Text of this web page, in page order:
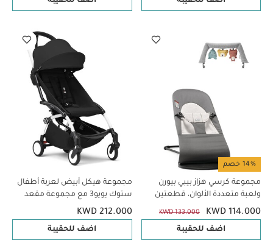
14% خصم
مجموعة كرسي هزاز بيبي بيورن
ولعبة متعددة الألوان، قطعتين
KWD 114.000
KWD 133.000
اضف للحقيبة
مجموعة هيكل أبيض لعربة أطفال
ستوك يويو3 مع مجموعة مقعد
للأطفال لعمر 6 شهور فأكثر بلون
أسود (قطعتين)
KWD 212.000
اضف للحقيبة